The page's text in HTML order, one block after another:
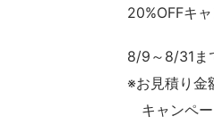
20%OFFキ
8/9～8/31ま
※お見積り金
キャンペー